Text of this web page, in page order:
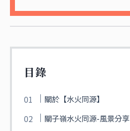
目錄
關於【水火同源】
關子嶺水火同源-風景分享